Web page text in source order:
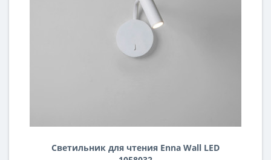
Светильник для чтения Enna Wall LED